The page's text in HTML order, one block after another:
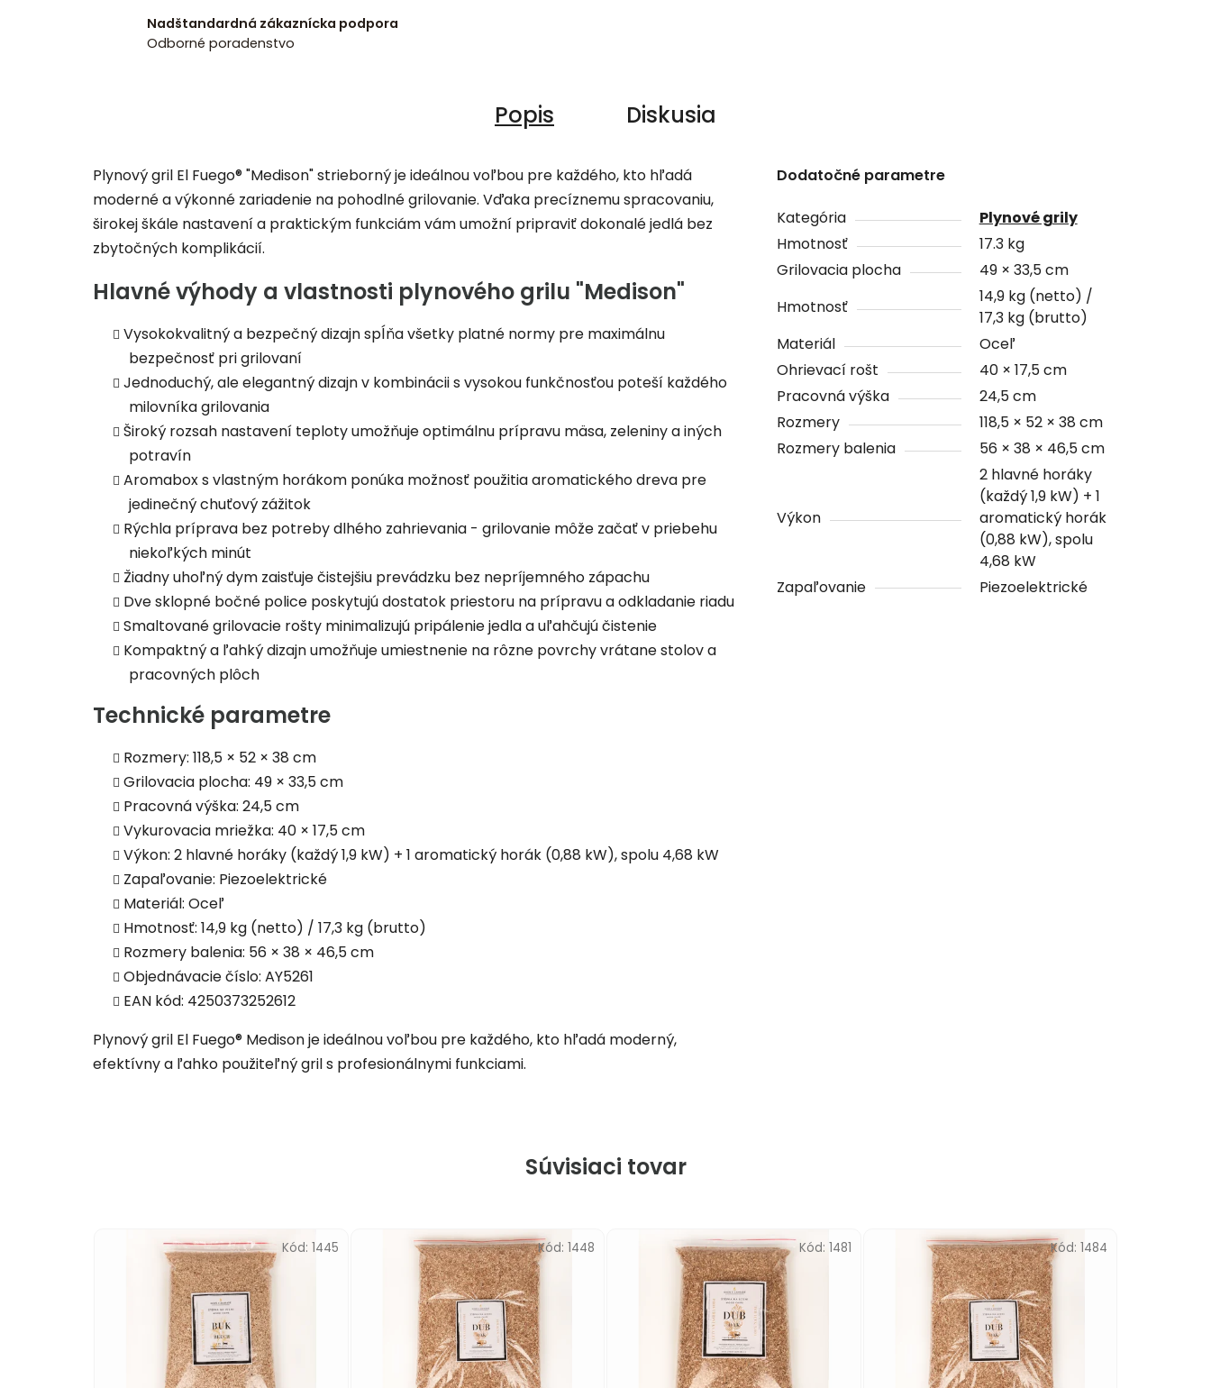
Nadštandardná zákaznícka podpora
Odborné poradenstvo
Popis Diskusia
Plynový gril El Fuego® "Medison" strieborný je ideálnou voľbou pre každého, kto hľadá
moderné a výkonné zariadenie na pohodlné grilovanie. Vďaka precíznemu spracovaniu,
širokej škále nastavení a praktickým funkciám vám umožní pripraviť dokonalé jedlá bez
zbytočných komplikácií.
Hlavné výhody a vlastnosti plynového grilu "Medison"
Vysokokvalitný a bezpečný dizajn spĺňa všetky platné normy pre maximálnu
bezpečnosť pri grilovaní
Jednoduchý, ale elegantný dizajn v kombinácii s vysokou funkčnosťou poteší každého
milovníka grilovania
Široký rozsah nastavení teploty umožňuje optimálnu prípravu mäsa, zeleniny a iných
potravín
Aromabox s vlastným horákom ponúka možnosť použitia aromatického dreva pre
jedinečný chuťový zážitok
Rýchla príprava bez potreby dlhého zahrievania - grilovanie môže začať v priebehu
niekoľkých minút
Žiadny uhoľný dym zaisťuje čistejšiu prevádzku bez nepríjemného zápachu
Dve sklopné bočné police poskytujú dostatok priestoru na prípravu a odkladanie riadu
Smaltované grilovacie rošty minimalizujú pripálenie jedla a uľahčujú čistenie
Kompaktný a ľahký dizajn umožňuje umiestnenie na rôzne povrchy vrátane stolov a
pracovných plôch
Technické parametre
Rozmery: 118,5 × 52 × 38 cm
Grilovacia plocha: 49 × 33,5 cm
Pracovná výška: 24,5 cm
Vykurovacia mriežka: 40 × 17,5 cm
Výkon: 2 hlavné horáky (každý 1,9 kW) + 1 aromatický horák (0,88 kW), spolu 4,68 kW
Zapaľovanie: Piezoelektrické
Materiál: Oceľ
Hmotnosť: 14,9 kg (netto) / 17,3 kg (brutto)
Rozmery balenia: 56 × 38 × 46,5 cm
Objednávacie číslo: AY5261
EAN kód: 4250373252612
Plynový gril El Fuego® Medison je ideálnou voľbou pre každého, kto hľadá moderný,
efektívny a ľahko použiteľný gril s profesionálnymi funkciami.
Dodatočné parametre
Kategória
Plynové grily
Hmotnosť
17.3 kg
Grilovacia plocha
49 × 33,5 cm
Hmotnosť
14,9 kg (netto) /
17,3 kg (brutto)
Materiál
Oceľ
Ohrievací rošt
40 × 17,5 cm
Pracovná výška
24,5 cm
Rozmery
118,5 × 52 × 38 cm
Rozmery balenia
56 × 38 × 46,5 cm
Výkon
2 hlavné horáky
(každý 1,9 kW) + 1
aromatický horák
(0,88 kW), spolu
4,68 kW
Zapaľovanie
Piezoelektrické
Súvisiaci tovar
Kód: 1445 Kód: 1448 Kód: 1481 Kód: 1484